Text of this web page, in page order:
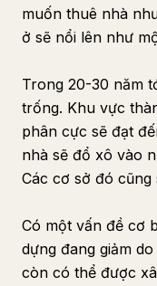
muốn thuê nhà
ở sẽ nổi lên như
Trong 20-30 năm
trống. Khu vực
phân cực sẽ đạt
nhà sẽ đổ xô vào
Các cơ sở đó cũng
Có một vấn đề cơ
dựng đang giảm
còn có thể được